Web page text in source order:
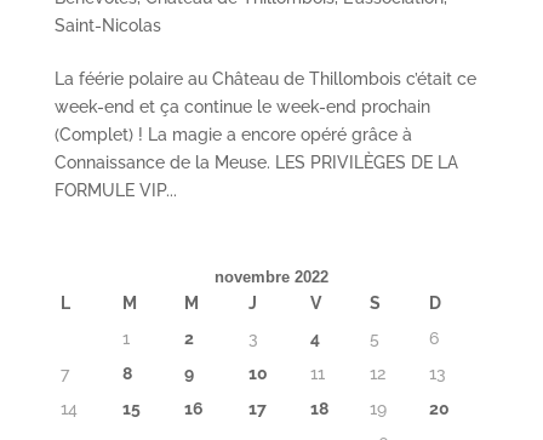
Saint-Nicolas
La féérie polaire au Château de Thillombois c’était ce
week-end et ça continue le week-end prochain
(Complet) ! La magie a encore opéré grâce à
Connaissance de la Meuse. LES PRIVILÈGES DE LA
FORMULE VIP...
novembre 2022
L M M J V S
D
1
2 3 4 5
6
7
8 9 10 11 12
13
14
15 16 17 18 19
20